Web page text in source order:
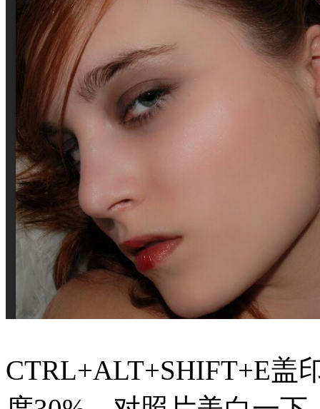
CTRL+ALT+SHIFT+E盖